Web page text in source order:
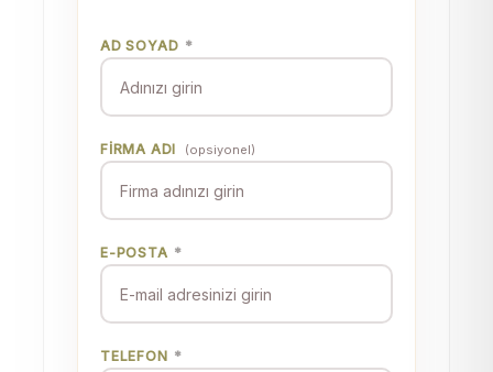
AD SOYAD *
FIRMA ADI (opsiyonel)
E-POSTA *
TELEFON *